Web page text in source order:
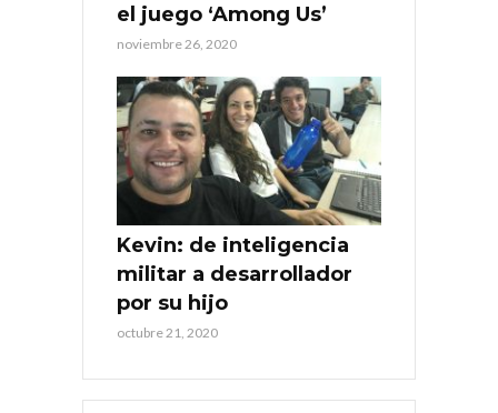
el juego ‘Among Us’
noviembre 26, 2020
Kevin: de inteligencia
militar a desarrollador
por su hijo
octubre 21, 2020